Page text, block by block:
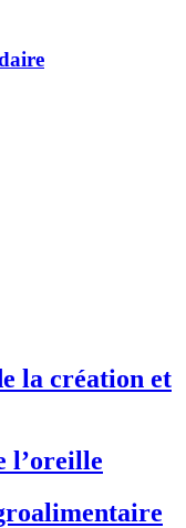
la création et
l’oreille